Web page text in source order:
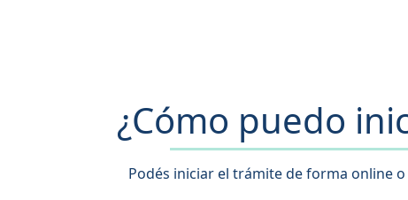
¿Cómo puedo
Podés iniciar el trámite de forma online